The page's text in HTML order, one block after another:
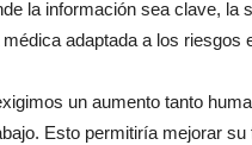
la información sea clave,
médica adaptada a los
un aumento tanto
Esto permitiría mejorar